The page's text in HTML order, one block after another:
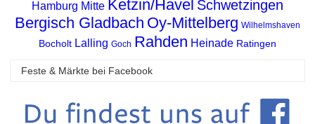
Hamburg Mitte Ketzin/Havel Schwetzingen
Bergisch Gladbach Oy-Mittelberg Wilhelmshaven
Bocholt Lalling Goch Rahden Heinade Ratingen
Feste & Märkte bei Facebook